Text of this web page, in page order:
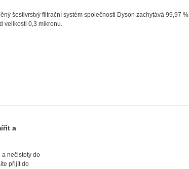
šestivrstvý filtrační systém společnosti Dyson zachytává 99,97 %
velikosti 0,3 mikronu.
a
a nečistoty do
přijít do